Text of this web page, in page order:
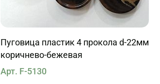
Пуговица пластик 4 прокола d-22мм
коричнево-бежевая
Арт. F-5130